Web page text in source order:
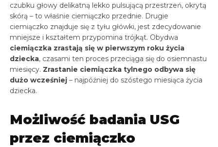
czubku głowy delikatną lekko pulsującą przestrzeń, okrytą
skórą – to właśnie ciemiączko przednie. Drugie
ciemiączko znajduje się z tyłu główki, jest zdecydowanie
mniejsze i kształtem przypomina trójkąt. Obydwa
ciemiączka zrastają się w pierwszym roku życia
dziecka, czasami ten proces przeciąga się do osiemnastu
miesięcy. Zrastanie ciemiączka tylnego odbywa się
dużo wcześniej – najpóźniej do szóstego miesiąca życia
dziecka.
Możliwość badania USG
przez ciemiączko